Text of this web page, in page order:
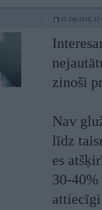
15. Feb 2016,
zinoši
Nav
līdz
es
30-40%